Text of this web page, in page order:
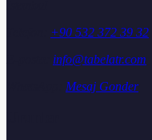
+90 532 372 39 32
info@tabelatr.com
Mesaj Gonder